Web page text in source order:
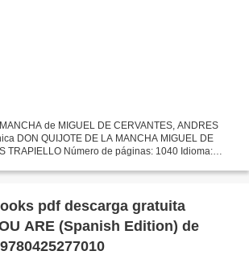
de MIGUEL DE CERVANTES, ANDRES
DON QUIJOTE DE LA MANCHA MIGUEL DE
TRAPIELLO Número de páginas: 1040 Idioma:
pdf descarga gratuita
ARE (Spanish Edition) de